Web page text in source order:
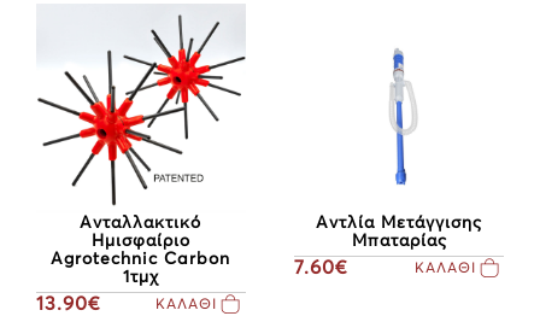
Ανταλλακτικό
Ημισφαίριο
Agrotechnic Carbon
1τμχ
13.90€ ΚΑΛΑΘΙ
Αντλία Mετάγγισης
Mπαταρίας
7.60€ ΚΑΛΑΘΙ